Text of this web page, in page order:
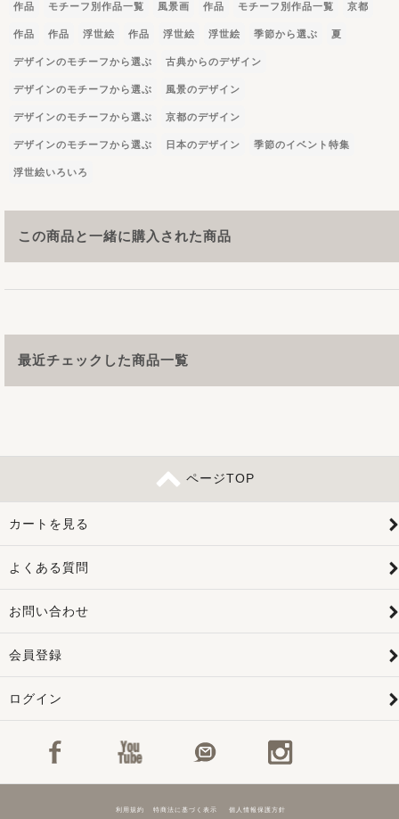
作品 モチーフ別作品一覧 風景画 作品 モチーフ別作品一覧 京都
作品 作品 浮世絵 作品 浮世絵 浮世絵 季節から選ぶ 夏
デザインのモチーフから選ぶ 古典からのデザイン
デザインのモチーフから選ぶ 風景のデザイン
デザインのモチーフから選ぶ 京都のデザイン
デザインのモチーフから選ぶ 日本のデザイン 季節のイベント特集
浮世絵いろいろ
この商品と一緒に購入された商品
最近チェックした商品一覧
ページTOP
カートを見る
よくある質問
お問い合わせ
会員登録
ログイン
利用規約 特商法に基づく表示 個人情報保護方針